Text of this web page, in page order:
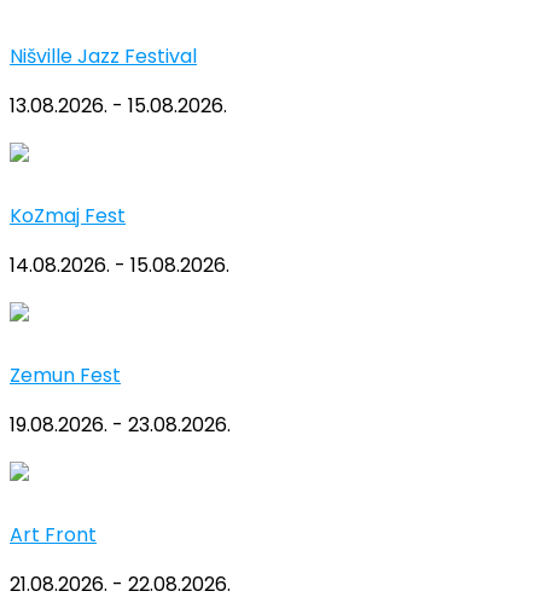
Nišville Jazz Festival
13.08.2026. - 15.08.2026.
KoZmaj Fest
14.08.2026. - 15.08.2026.
Zemun Fest
19.08.2026. - 23.08.2026.
Art Front
21.08.2026. - 22.08.2026.